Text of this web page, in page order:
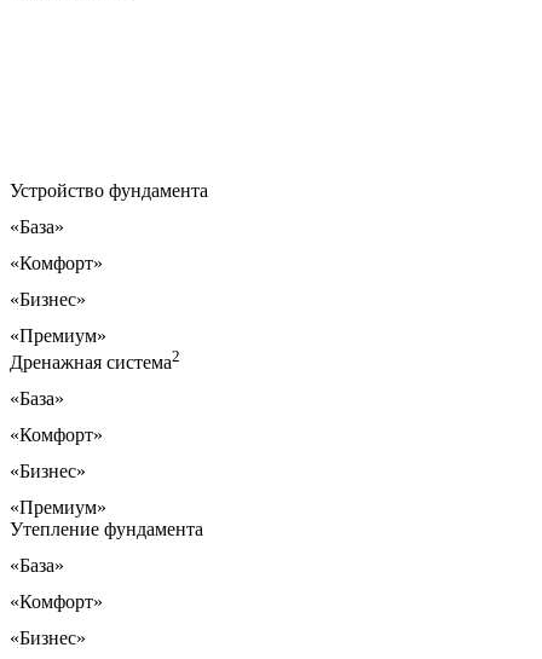
Устройство фундамента
«База»
«Комфорт»
«Бизнес»
«Премиум»
Дренажная система2
«База»
«Комфорт»
«Бизнес»
«Премиум»
Утепление фундамента
«База»
«Комфорт»
«Бизнес»